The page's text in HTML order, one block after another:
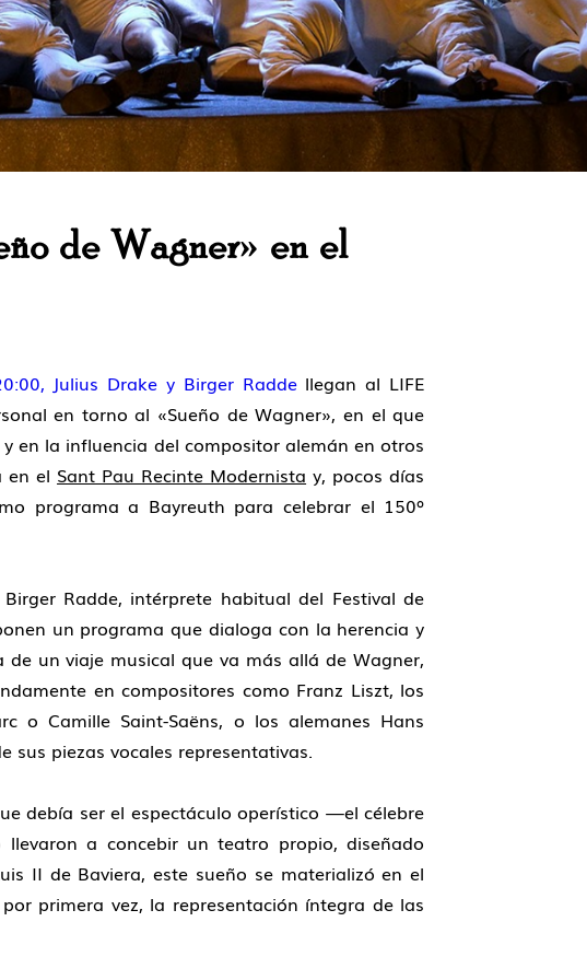
de Wagner» en el
Julius Drake y Birger Radde llegan al LIFE
en torno al «Sueño de Wagner», en el que
en la influencia del compositor alemán en otros
en el Sant Pau Recinte Modernista y, pocos días
programa a Bayreuth para celebrar el 150º
Birger Radde, intérprete habitual del Festival de
un programa que dialoga con la herencia y
de un viaje musical que va más allá deWagner,
en compositores como Franz Liszt, los
oCamille Saint-Saëns, o los alemanes Hans
sus piezas vocales representativas.
debía ser el espectáculo operístico —el célebre
a concebir un teatro propio, diseñado
II de Baviera, este sueño se materializó en el
primera vez, la representación íntegra de las